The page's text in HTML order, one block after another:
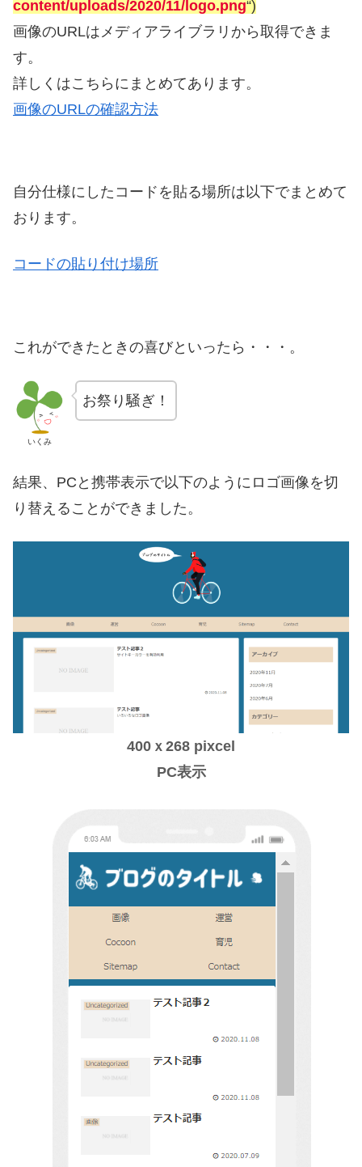
content/uploads/2020/11/logo.png“)
画像のURLはメディアライブラリから取得できま
す。
詳しくはこちらにまとめてあります。
画像のURLの確認方法
自分仕様にしたコードを貼る場所は以下でまとめて
おります。
コードの貼り付け場所
これができたときの喜びといったら・・・。
いくみ
お祭り騒ぎ！
結果、PCと携帯表示で以下のようにロゴ画像を切
り替えることができました。
400ｘ268 pixcel
PC表示